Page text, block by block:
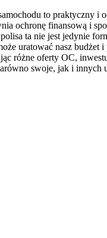
to praktyczny i
ochronę finansową i
ta nie jest jedynie
uratować nasz budżet
różne oferty OC,
swoje, jak i innych